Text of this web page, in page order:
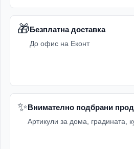
🎁Безплатна доставка
До офис на Еконт
✨Внимателно подбрани
Артикули за дома, градината,